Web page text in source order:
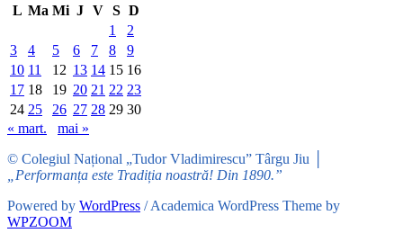
L Ma Mi J V S D
1
2
3
4 5 6 7 8
9
10 11 12 13 14 15 16
17 18 19 20 21 22 23
24 25 26 27 28 29 30
« mart.
mai »
© Colegiul Național „Tudor Vladimirescu” Târgu Jiu │
„Performanța este Tradiția noastră! Din 1890.”
Powered by WordPress / Academica WordPress Theme by
WPZOOM